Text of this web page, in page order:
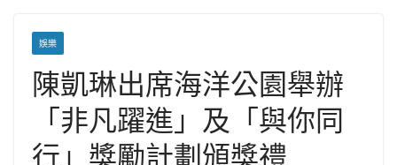
娛樂
陳凱琳出席海洋公園舉辦
「非凡躍進」及「與你同
行」獎勵計劃頒獎禮